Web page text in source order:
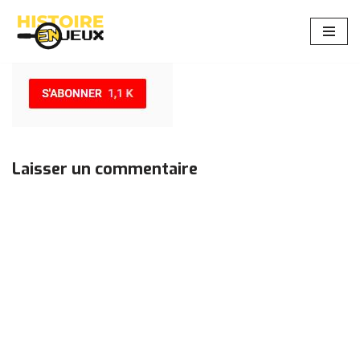
Aller
contenu
Laisser un commentaire